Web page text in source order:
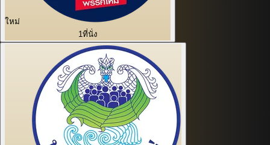
ใหม่
1ที่นั่ง